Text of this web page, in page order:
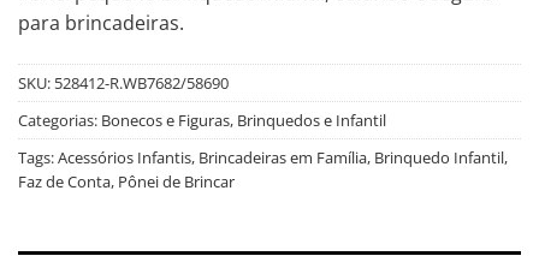
para brincadeiras.
SKU: 528412-R.WB7682/58690
Categorias: Bonecos e Figuras, Brinquedos e Infantil
Tags:Acessórios Infantis, Brincadeiras em Família, Brinquedo Infantil,
Faz de Conta, Pônei de Brincar